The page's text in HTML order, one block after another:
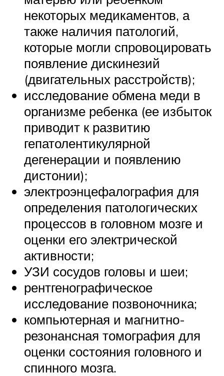
некоторых медикаментов, а
также наличия патологий,
которые могли спровоцировать
появление дискинезий
(двигательных расстройств);
исследование обмена меди в
организме ребенка (ее избыток
приводит к развитию
гепатолентикулярной
дегенерации и появлению
дистонии);
электроэнцефалография для
определения патологических
процессов в головном мозге и
оценки его электрической
активности;
УЗИ сосудов головы и шеи;
рентгенографическое
исследование позвоночника;
компьютерная и магнитно-
резонансная томография для
оценки состояния головного и
спинного мозга.